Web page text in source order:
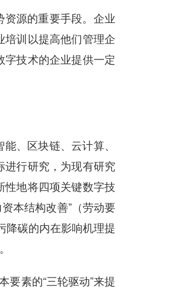
源的重要手段。企业
训以提高他们管理企
技术的企业提供一定
、区块链、云计算、
行研究，为现有研究
地将四项关键数字技
本结构改善”（劳动要
降碳的内在影响机理提
素的“三轮驱动”来提